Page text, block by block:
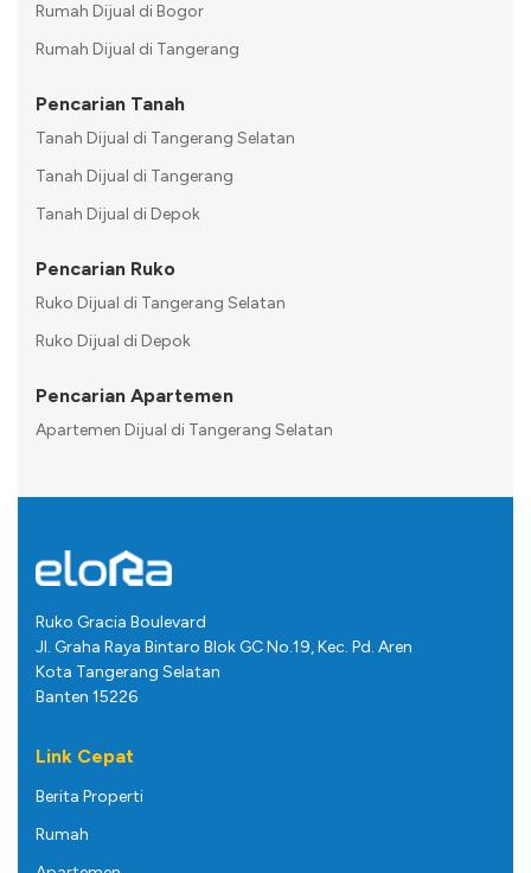
Rumah Dijual di Bogor
Rumah Dijual di Tangerang
Pencarian Tanah
Tanah Dijual di Tangerang Selatan
Tanah Dijual di Tangerang
Tanah Dijual di Depok
Pencarian Ruko
Ruko Dijual di Tangerang Selatan
Ruko Dijual di Depok
Pencarian Apartemen
Apartemen Dijual di Tangerang Selatan
Ruko Gracia Boulevard
Jl. Graha Raya Bintaro Blok GC No.19, Kec. Pd. Aren
Kota Tangerang Selatan
Banten 15226
Link Cepat
Berita Properti
Rumah